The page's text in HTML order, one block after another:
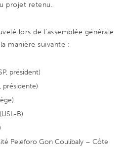
projet retenu.
lors de l’assemblée générale
manière suivante :
président)
présidente)
B)
Peleforo Gon Coulibaly – Côte